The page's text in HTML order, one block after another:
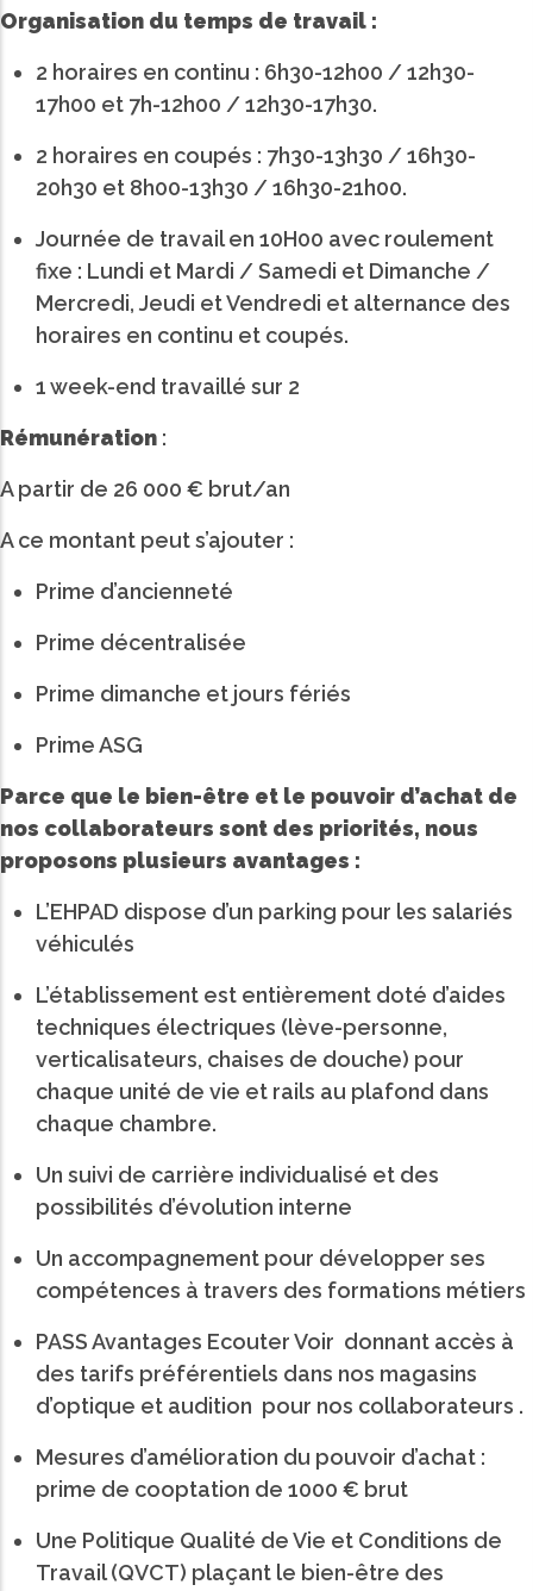
Organisation du temps de travail :
2 horaires en continu : 6h30-12h00 / 12h30-
17h00 et 7h-12h00 / 12h30-17h30.
2 horaires en coupés : 7h30-13h30 / 16h30-
20h30 et 8h00-13h30 / 16h30-21h00.
Journée de travail en 10H00 avec roulement
fixe : Lundi et Mardi / Samedi et Dimanche /
Mercredi, Jeudi et Vendredi et alternance des
horaires en continu et coupés.
1 week-end travaillé sur 2
Rémunération :
A partir de 26 000 € brut/an
A ce montant peut s’ajouter :
Prime d’ancienneté
Prime décentralisée
Prime dimanche et jours fériés
Prime ASG
Parce que le bien-être et le pouvoir d’achat de
nos collaborateurs sont des priorités, nous
proposons plusieurs avantages :
L’EHPAD dispose d’un parking pour les salariés
véhiculés
L’établissement est entièrement doté d’aides
techniques électriques (lève-personne,
verticalisateurs, chaises de douche) pour
chaque unité de vie et rails au plafond dans
chaque chambre.
Un suivi de carrière individualisé et des
possibilités d’évolution interne
Un accompagnement pour développer ses
compétences à travers des formations métiers
PASS Avantages Ecouter Voir donnant accès à
des tarifs préférentiels dans nos magasins
d’optique et audition pour nos collaborateurs .
Mesures d’amélioration du pouvoir d’achat :
prime de cooptation de 1000 € brut
Une Politique Qualité de Vie et Conditions de
Travail (QVCT) plaçant le bien-être des